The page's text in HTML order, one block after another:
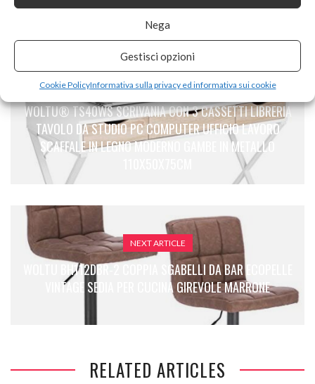
Nega
Gestisci opzioni
Cookie PolicyInformativa sulla privacy ed informativa sui cookie
PREVIOUS ARTICLE
WOLTU® TS40WS SCRIVANIA CON 3 CASSETTI LIBRERIA
TAVOLO DA STUDIO PC COMPUTER UFFICIO LAVORO
SCAFFALE IN LEGNO MODERNO GAMBE IN METALLO
NEXT ARTICLE
WOLTU BH112DBR-2 COPPIA SGABELLI DA BAR ECOPELLE
VINTAGE SEDIA PER CUCINA GIREVOLE MARRONE
RELATED ARTICLES